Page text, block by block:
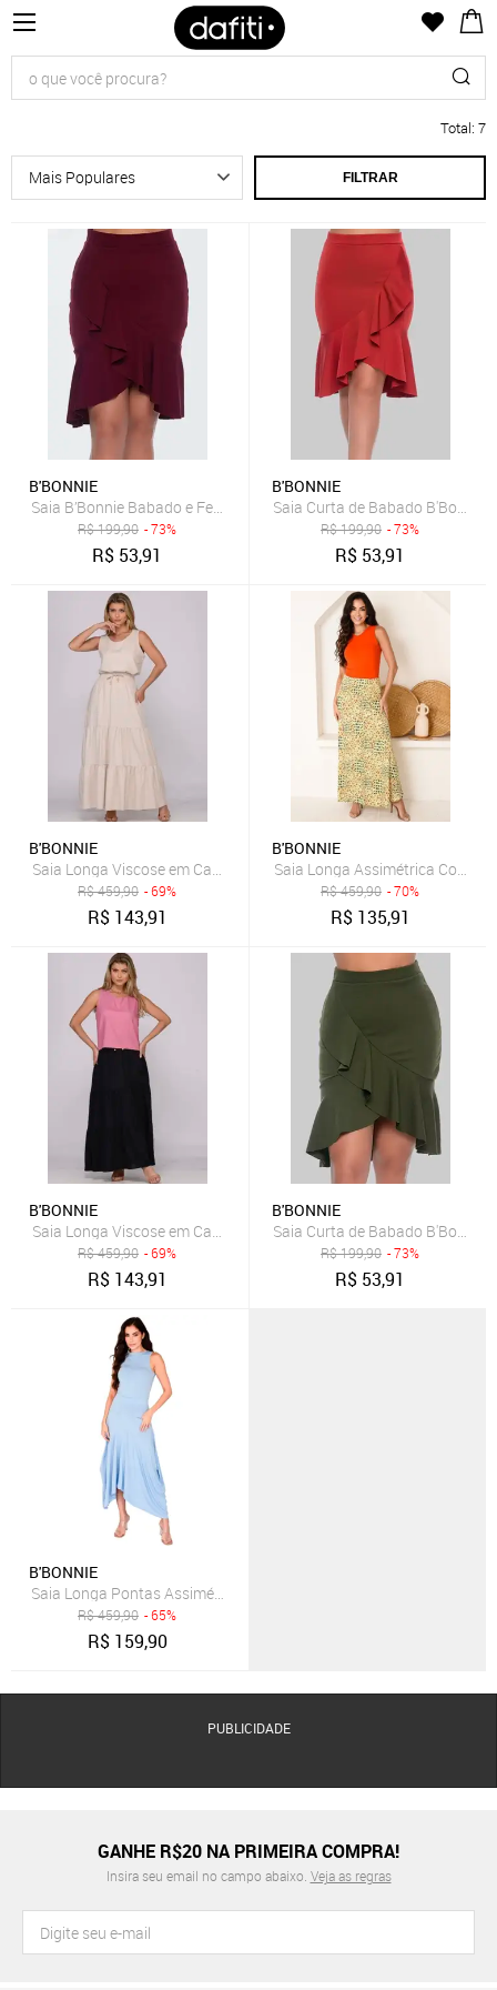
Total: 7
FILTRAR
B'BONNIE
Saia B’Bonnie Babado e Fenda frontal Leonora Vinho
R$199,90 - 73%
R$ 53,91
B'BONNIE
Saia Curta de Babado B'Bonnie
R$199,90 - 73%
R$ 53,91
B'BONNIE
Saia Longa Viscose em Camadas B’Bonnie Luiza Bege
R$459,90 - 69%
R$ 143,91
B'BONNIE
Saia Longa Assimétrica Com
R$459,90 - 70%
R$ 135,91
B'BONNIE
Saia Longa Viscose em Camadas B’Bonnie Luiza Preto
R$459,90 - 69%
R$ 143,91
B'BONNIE
Saia Curta de Babado B'Bonnie
R$199,90 - 73%
R$ 53,91
B'BONNIE
Saia Longa Pontas Assimétricas e Bolsos B’Bonnie Aline Azul
R$459,90 - 65%
R$ 159,90
PUBLICIDADE
GANHE R$20 NA PRIMEIRA COMPRA!
Insira seu email no campo abaixo. Veja as regras